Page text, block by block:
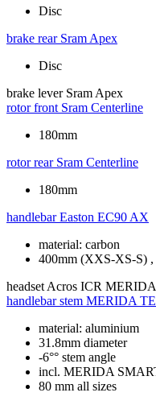
Disc
brake rear Sram Apex
Disc
brake lever Sram Apex
rotor front Sram Centerline
180mm
rotor rear Sram Centerline
180mm
handlebar Easton EC90 AX
material: carbon
400mm (XXS-XS-S)
headset Acros ICR MERIDA
handlebar stem MERIDA
material: aluminium
31.8mm diameter
-6°° stem angle
incl. MERIDA
80 mm all sizes